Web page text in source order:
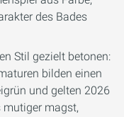
des Bades
Stil gezielt betonen:
bilden einen
und gelten 2026
mutiger magst,